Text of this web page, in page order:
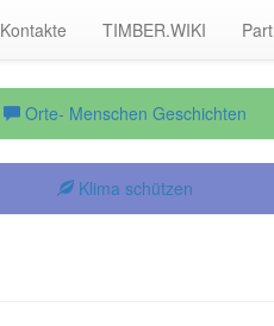
Kontakte TIMBER.WIKI
Orte- Menschen Geschichten
Klima schützen